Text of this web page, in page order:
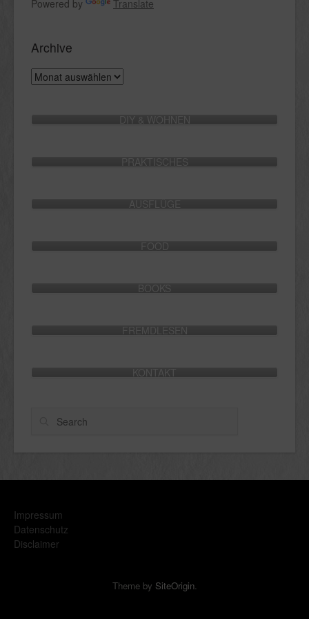
Powered by Translate
Archive
Archive
DIY & WOHNEN
PRAKTISCHES
AUSFLÜGE
FOOD
BOOKS
FREMDLESEN
KONTAKT
Search
Impressum
Datenschutz
Disclaimer
Theme by SiteOrigin.